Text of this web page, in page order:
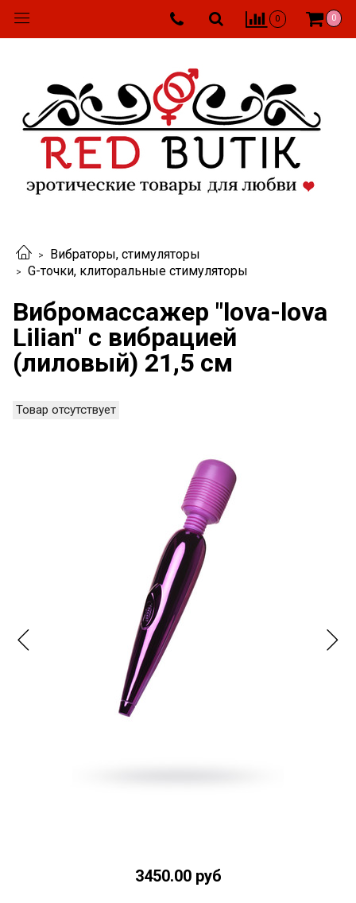
0 0
Вибраторы, стимуляторы
G-точки, клиторальные стимуляторы
Вибромассажер "lova-lova
Lilian" с вибрацией
(лиловый) 21,5 см
Товар отсутствует
3450.00 руб